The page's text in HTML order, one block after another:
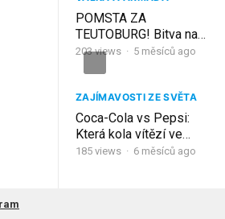
POMSTA ZA
TEUTOBURG! Bitva na
pláni Idistaviso…Řím
203views · 5 měsíců ago
ZAJÍMAVOSTI ZE SVĚTA
Coca-Cola vs Pepsi:
Která kola vítězí ve
světě a co pijí místní
185 views · 6 měsíců ago